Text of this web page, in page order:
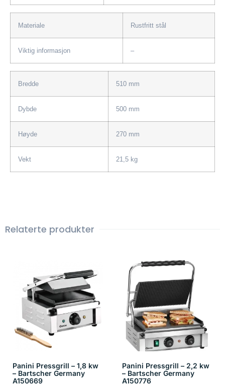
Materiale Rustfritt stål
Viktig informasjon –
Bredde 510 mm
Dybde 500 mm
Høyde 270 mm
Vekt 21,5 kg
Relaterte produkter
Panini Pressgrill – 1,8 kw
– Bartscher Germany
A150669
Panini Pressgrill – 2,2 kw
– Bartscher Germany
A150776